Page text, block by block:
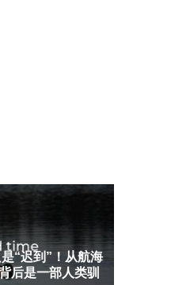
“迟到”！从航海
后是一部人类驯